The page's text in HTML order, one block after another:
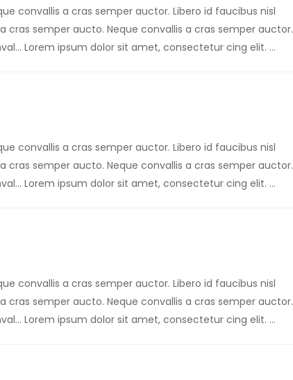
convallis a cras semper auctor. Libero id faucibus nisl
semper aucto. Neque convallis a cras semper auctor.
Lorem ipsum dolor sit amet, consectetur cing elit. …
convallis a cras semper auctor. Libero id faucibus nisl
semper aucto. Neque convallis a cras semper auctor.
Lorem ipsum dolor sit amet, consectetur cing elit. …
convallis a cras semper auctor. Libero id faucibus nisl
semper aucto. Neque convallis a cras semper auctor.
Lorem ipsum dolor sit amet, consectetur cing elit. …